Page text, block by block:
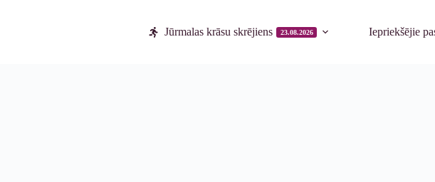
Jūrmalas krāsu skrējiens 23.08.2026 Iepriekšējie